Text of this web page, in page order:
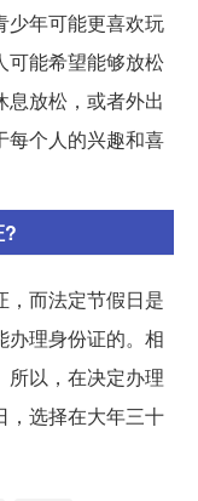
少年可能更喜欢玩
可能希望能够放松
放松，或者外出
每个人的兴趣和喜
?
，而法定节假日是
办理身份证的。相
所以，在决定办理
，选择在大年三十